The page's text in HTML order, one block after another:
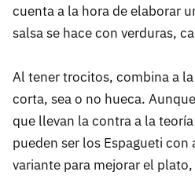
cuenta a la hora de elaborar
salsa se hace con verduras,
Al tener trocitos, combina a
corta, sea o no hueca.
que llevan la contra a la
pueden ser los Espagueti con
variante para mejorar el